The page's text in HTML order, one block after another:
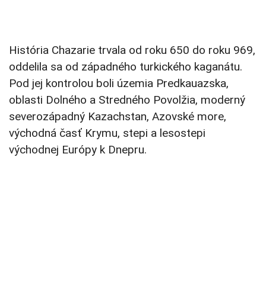
História Chazarie trvala od roku 650 do roku 969,
oddelila sa od západného turkického kaganátu.
Pod jej kontrolou boli územia Predkauazska,
oblasti Dolného a Stredného Povolžia, moderný
severozápadný Kazachstan, Azovské more,
východná časť Krymu, stepi a lesostepi
východnej Európy k Dnepru.